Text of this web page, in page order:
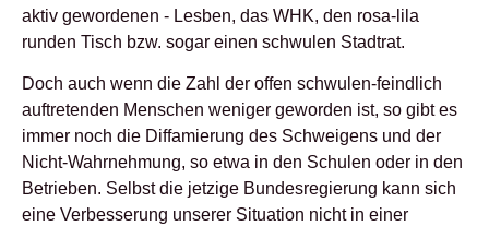
aktiv gewordenen - Lesben, das WHK, den rosa-lila
runden Tisch bzw. sogar einen schwulen Stadtrat.
Doch auch wenn die Zahl der offen schwulen-feindlich
auftretenden Menschen weniger geworden ist, so gibt es
immer noch die Diffamierung des Schweigens und der
Nicht-Wahrnehmung, so etwa in den Schulen oder in den
Betrieben. Selbst die jetzige Bundesregierung kann sich
eine Verbesserung unserer Situation nicht in einer